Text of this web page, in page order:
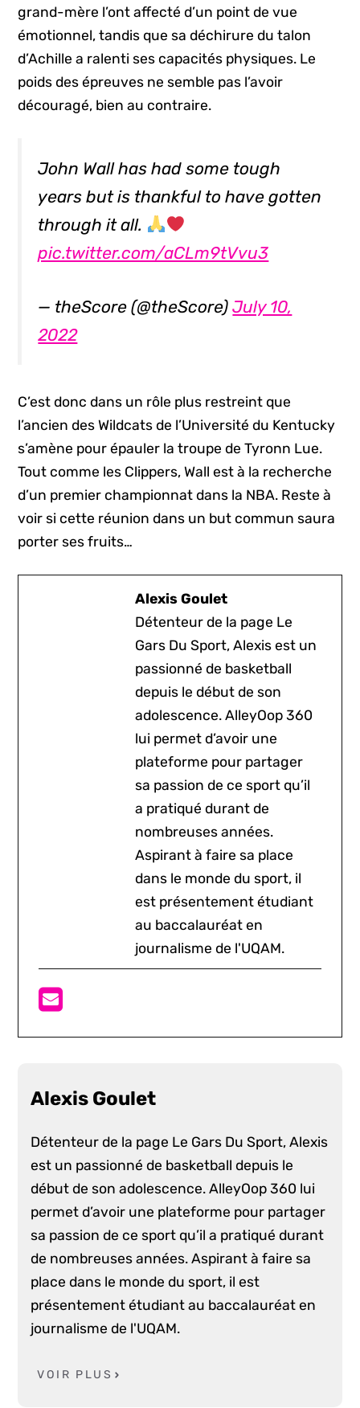
grand-mère l’ont affecté d’un point de vue
émotionnel, tandis que sa déchirure du talon
d’Achille a ralenti ses capacités physiques. Le
poids des épreuves ne semble pas l’avoir
découragé, bien au contraire.
John Wall has had some tough
years but is thankful to have gotten
through it all.
pic.twitter.com/aCLm9tVvu3
— theScore (@theScore)July 10,
2022
C’est donc dans un rôle plus restreint que
l’ancien des Wildcats de l’Université du Kentucky
s’amène pour épauler la troupe de Tyronn Lue.
Tout comme les Clippers, Wall est à la recherche
d’un premier championnat dans la NBA. Reste à
voir si cette réunion dans un but commun saura
porter ses fruits…
Alexis Goulet
Détenteur de la page Le
Gars Du Sport, Alexis est un
passionné de basketball
depuis le début de son
adolescence. AlleyOop 360
lui permet d’avoir une
plateforme pour partager
sa passion de ce sport qu’il
a pratiqué durant de
nombreuses années.
Aspirant à faire sa place
dans le monde du sport, il
est présentement étudiant
au baccalauréat en
journalisme de l'UQAM.
Alexis Goulet
Détenteur de la page Le Gars Du Sport, Alexis
est un passionné de basketball depuis le
début de son adolescence. AlleyOop 360 lui
permet d’avoir une plateforme pour partager
sa passion de ce sport qu’il a pratiqué durant
de nombreuses années. Aspirant à faire sa
place dans le monde du sport, il est
présentement étudiant au baccalauréat en
journalisme de l'UQAM.
VOIR PLUS